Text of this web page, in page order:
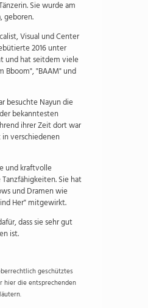
Sie wurde am
geboren.
Visual und Center
2016 unter
und hat seitdem viele
Bboom", "BAAM" und
besuchte Nayun die
bekanntesten
ihrer Zeit dort war
verschiedenen
und kraftvolle
Sie hat
und Dramen wie
Her" mitgewirkt.
dass sie sehr gut
ist.
geschütztes
hier die entsprechenden